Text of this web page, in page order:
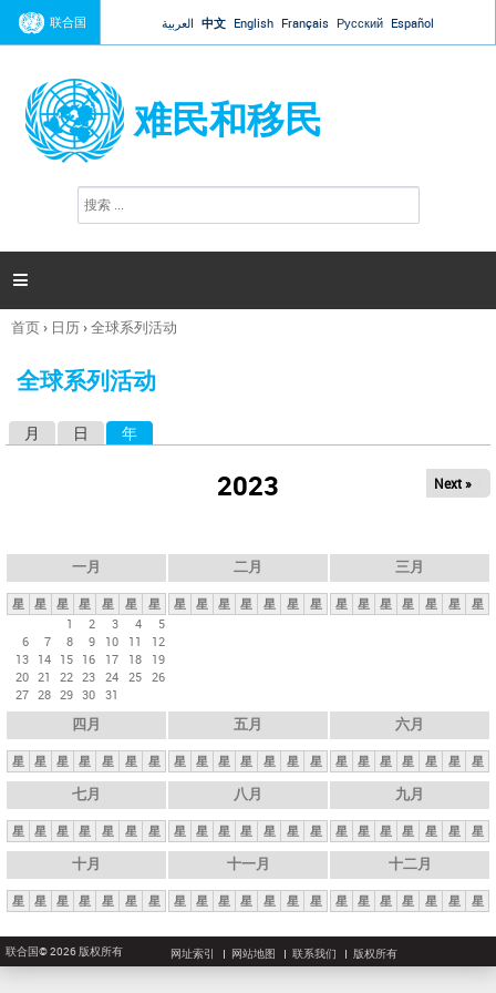
Jump to navigation
联合国 العربية 中文 English Français Русский Español
难民和移民
搜
索

你
这
首页› 日历›全球系列活动
全球系列活动
月 日 年
2023 Next »
一月
星 星 星 星 星 星
星
1
2 3 4
5
6
7 8 9 10 11
12
13 14 15 16 17 18
19
20 21 22 23 24 25 26
27 28 29 30 31
二月
星 星 星 星 星 星 星
三月
星 星 星 星 星 星 星
四月
星 星 星 星 星 星 星
五月
星 星 星 星 星 星 星
六月
星 星 星 星 星 星 星
七月
星 星 星 星 星 星 星
八月
星 星 星 星 星 星 星
九月
星 星 星 星 星 星 星
十月
星 星 星 星 星 星 星
十一月
星 星 星 星 星 星 星
十二月
星 星 星 星 星 星 星
联合国© 2026 版权所有 网址索引 网站地图 联系我们 版权所有